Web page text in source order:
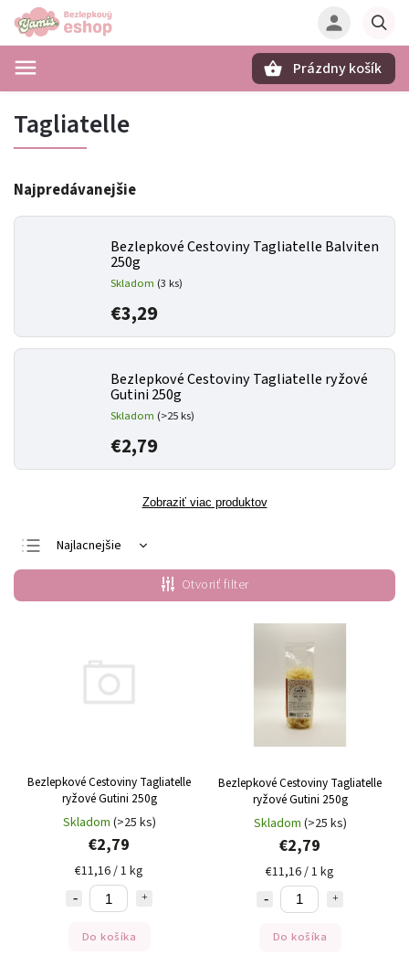
Prázdny košík
Tagliatelle
Najpredávanejšie
Bezlepkové Cestoviny Tagliatelle Balviten
250g
Skladom (3 ks)
€3,29
Bezlepkové Cestoviny Tagliatelle ryžové
Gutini 250g
Skladom (>25 ks)
€2,79
Zobraziť viac produktov
Najlacnejšie
Najdrahšie
Najpredávanejšie
Otvoriť filter
Bezlepkové Cestoviny Tagliatelle
ryžové Gutini 250g
Skladom (>25 ks)
€2,79
€11,16 / 1 kg
Do košíka
Bezlepkové Cestoviny Tagliatelle
ryžové Gutini 250g
Skladom (>25 ks)
€2,79
€11,16 / 1 kg
Do košíka